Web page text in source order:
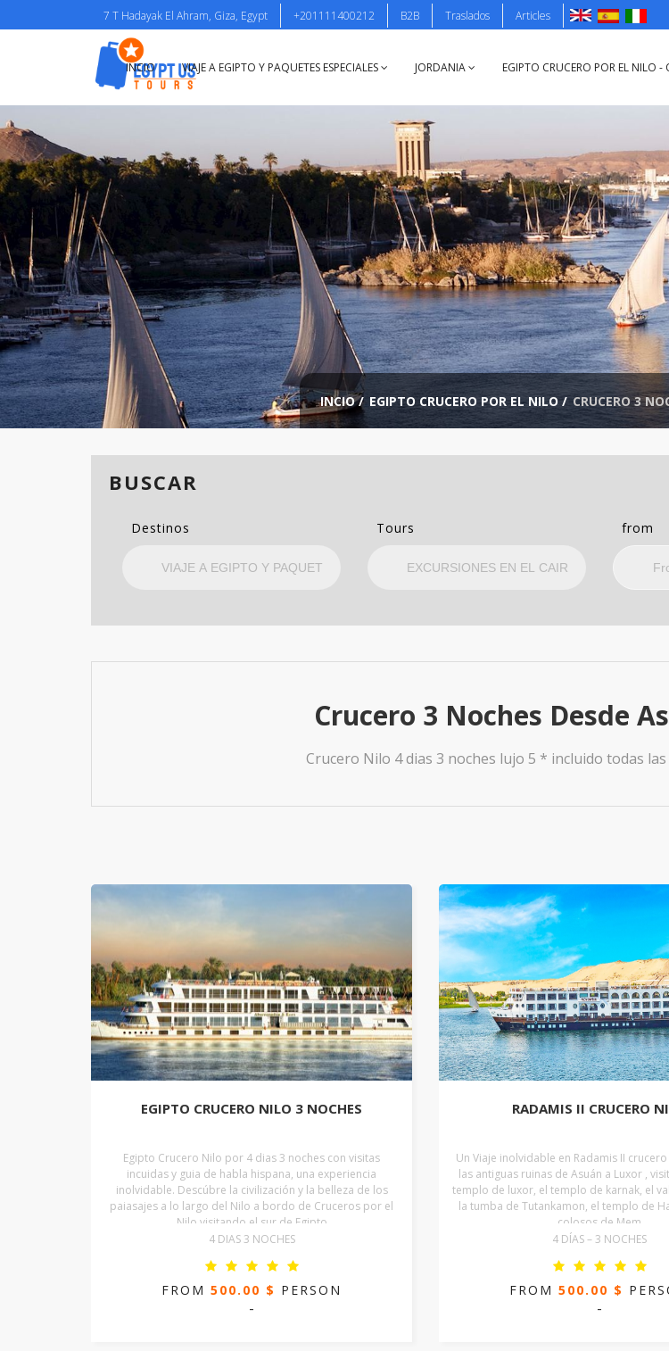
7 T Hadayak El Ahram, Giza, Egypt +201111400212 B2B Traslados Articles
INCIO VIAJE A EGIPTO Y PAQUETES ESPECIALES JORDANIA EGIPTO CRUCERO POR EL NILO -
INCIO/ EGIPTO CRUCERO POR EL NILO / CRUCERO 3
BUSCAR
Destinos Tours from
Crucero 3 Noches Desde
Crucero Nilo 4 dias 3 noches lujo 5 * incluido todas
EGIPTO CRUCERO NILO 3 NOCHES
Egipto Crucero Nilo por 4 dias 3 noches con visitas
incuidas y guia de habla hispana, una experiencia
inolvidable. Descúbre la civilización y la belleza de los
paiasajes a lo largo del Nilo a bordo de Cruceros por el
Nilo visitando el sur de Egipto
4 DIAS 3 NOCHES
FROM 500.00 $ PERSON
-
RADAMIS II CRUCERO
Un Viaje inolvidable en Radamis II
las antiguas ruinas de Asuán a Luxor ,
templo de luxor, el templo de karnak, el
la tumba de Tutankamon, el templo de
colosos de Mem
4 DÍAS – 3 NOCHES
FROM 500.00 $
-